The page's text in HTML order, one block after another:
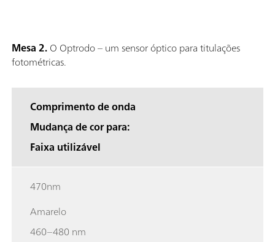
Mesa 2.O Optrodo – um sensor óptico para titulações
fotométricas.
Comprimento de onda
Mudança de cor para:
Faixa utilizável
470nm
Amarelo
460–480 nm